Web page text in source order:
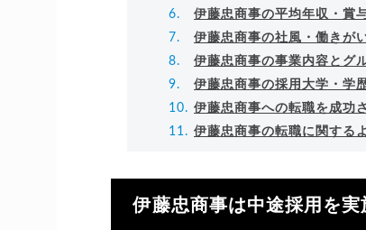
伊藤忠商事の平均年収・賞
伊藤忠商事の社風・働きが
伊藤忠商事の事業内容とグ
伊藤忠商事の採用大学・学
伊藤忠商事への転職を成功
伊藤忠商事の転職に関する
伊藤忠商事は中途採用を